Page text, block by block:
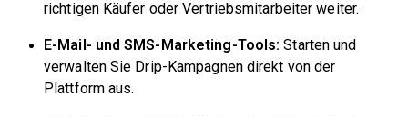
richtigen Käufer oder Vertriebsmitarbeiter weiter.
E-Mail- und SMS-Marketing-Tools: Starten und
verwalten Sie Drip-Kampagnen direkt von der
Plattform aus.